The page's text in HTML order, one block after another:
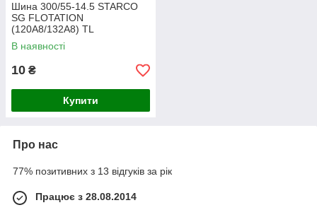
Шина 300/55-14.5 STARCO
SG FLOTATION
(120A8/132A8) TL
В наявності
10 ₴
Купити
Про нас
77% позитивних з 13 відгуків за рік
Працює з 28.08.2014